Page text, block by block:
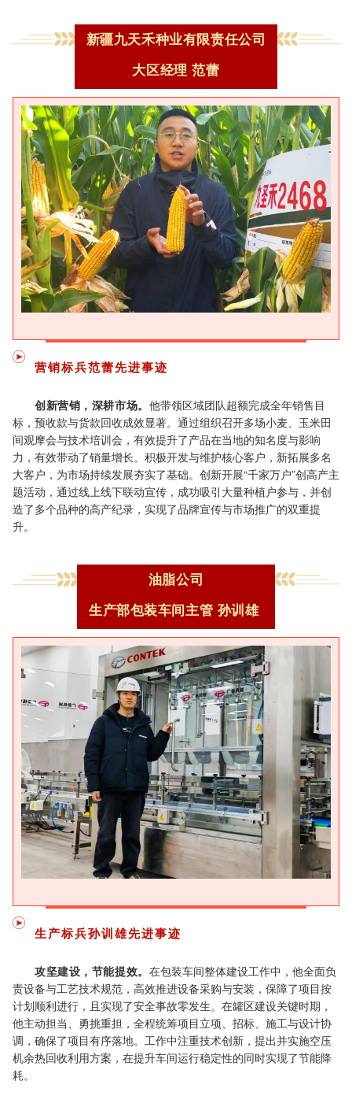
新疆九天禾种业有限责任公司
大区经理范蕾
营销标兵范蕾先进事迹
创新营销，深耕市场。 他带领区域团队超额完成全年销售目
标，预收款与货款回收成效显著。通过组织召开多场小麦、玉米田
间观摩会与技术培训会，有效提升了产品在当地的知名度与影响
力，有效带动了销量增长。积极开发与维护核心客户，新拓展多名
大客户，为市场持续发展夯实了基础。创新开展“千家万户”创高产主
题活动，通过线上线下联动宣传，成功吸引大量种植户参与，并创
造了多个品种的高产纪录，实现了品牌宣传与市场推广的双重提
升。
油脂公司
生产部包装车间主管 孙训雄
生产标兵孙训雄先进事迹
攻坚建设，节能提效。 在包装车间整体建设工作中，他全面负
责设备与工艺技术规范，高效推进设备采购与安装，保障了项目按
计划顺利进行，且实现了安全事故零发生。在罐区建设关键时期，
他主动担当、勇挑重担，全程统筹项目立项、招标、施工与设计协
调，确保了项目有序落地。工作中注重技术创新，提出并实施空压
机余热回收利用方案，在提升车间运行稳定性的同时实现了节能降
耗。